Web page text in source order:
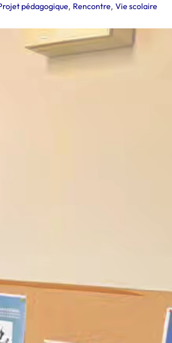
pédagogique, Rencontre, Vie scolaire